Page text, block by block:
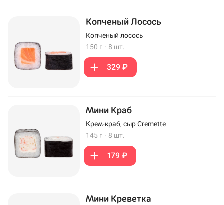
Копченый Лосось
Копченый лосось
150 г · 8 шт.
329 ₽
Мини Краб
Крем-краб, сыр Cremette
145 г · 8 шт.
179 ₽
Мини Креветка